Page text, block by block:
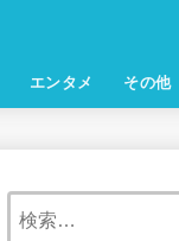
エンタメ その他